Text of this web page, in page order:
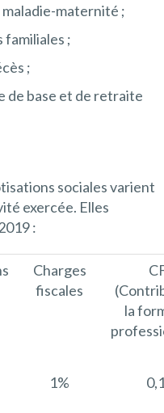
maladie-maternité ;
familiales ;
;
de base et de retraite
sociales varient
exercée. Elles
:
Charges
fiscales
la
1%